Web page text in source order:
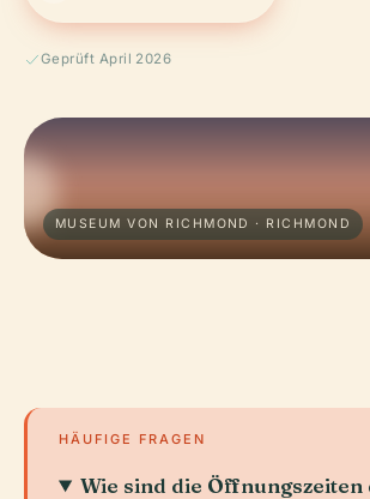
Geprüft April 2026
MUSEUM VON RICHMOND · RICHMOND
HÄUFIGE FRAGEN
Wie sind die Öffnungszeiten